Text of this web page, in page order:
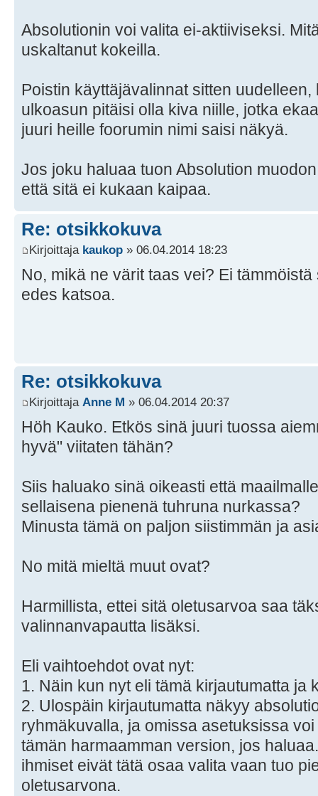
Absolutionin voi valita ei-aktiiviseksi.
uskaltanut kokeilla.
Poistin käyttäjävalinnat sitten
ulkoasun pitäisi olla kiva niille, jotka
juuri heille foorumin nimi saisi näkyä.
Jos joku haluaa tuon Absolution
että sitä ei kukaan kaipaa.
Re: otsikkokuva
Kirjoittaja kaukop » 06.04.2014 18:23
No, mikä ne värit taas vei? Ei
edes katsoa.
Re: otsikkokuva
Kirjoittaja Anne M » 06.04.2014 20:37
Höh Kauko. Etkös sinä juuri tuossa
hyvä" viitaten tähän?
Siis haluako sinä oikeasti että
sellaisena pienenä tuhruna nurkassa?
Minusta tämä on paljon siistimmän ja
No mitä mieltä muut ovat?
Harmillista, ettei sitä oletusarvoa saa
valinnanvapautta lisäksi.
Eli vaihtoehdot ovat nyt:
1. Näin kun nyt eli tämä kirjautumatta ja
2. Ulospäin kirjautumatta näkyy
ryhmäkuvalla, ja omissa asetuksissa
tämän harmaamman version, jos
ihmiset eivät tätä osaa valita vaan tuo
oletusarvona.